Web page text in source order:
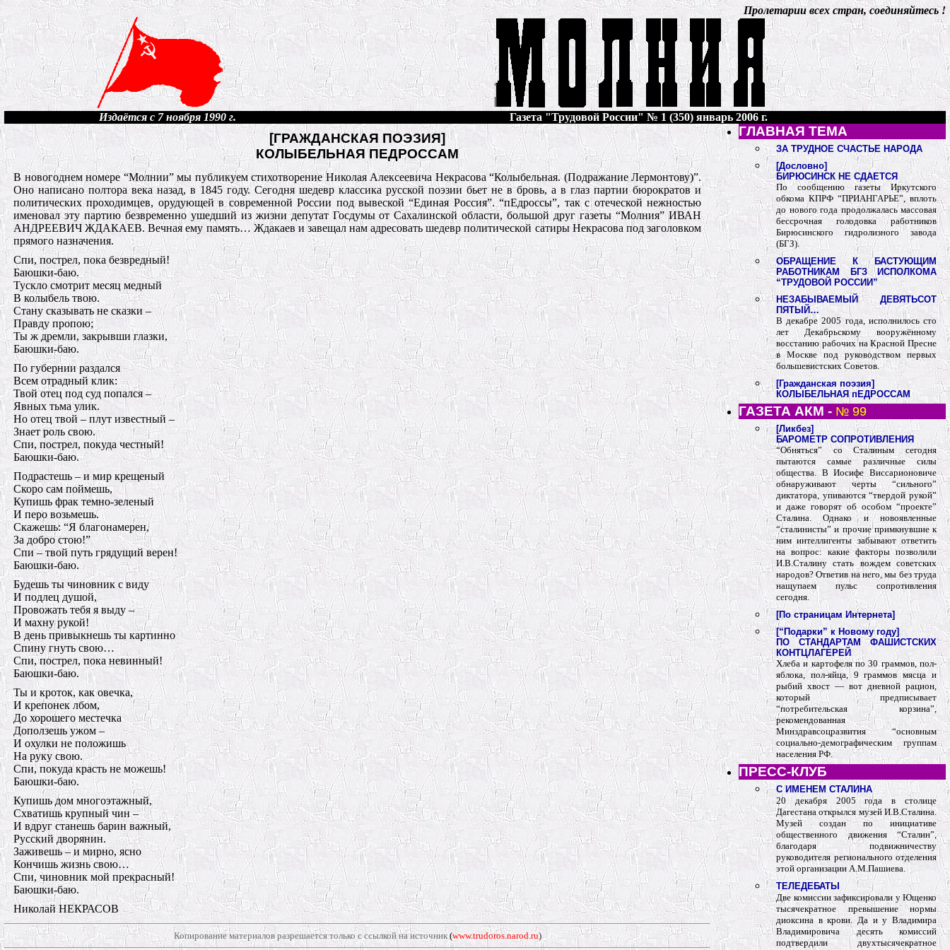
Пролетарии всех стран, соединяйтесь !
Издаётся с 7 ноября 1990 г. Газета "Трудовой России" № 1 (350) январь 2006 г.
[ГРАЖДАНСКАЯ ПОЭЗИЯ]
КОЛЫБЕЛЬНАЯ ПЕДРОССАМ
В новогоднем номере “Молнии” мы публикуем стихотворение Николая Алексеевича Некрасова “Колыбельная. (Подражание Лермонтову)”.
Оно написано полтора века назад, в 1845 году. Сегодня шедевр классика русской поэзии бьет не в бровь, а в глаз партии бюрократов и
политических проходимцев, орудующей в современной России под вывеской “Единая Россия”. “пЕдроссы”, так с отеческой нежностью
именовал эту партию безвременно ушедший из жизни депутат Госдумы от Сахалинской области, большой друг газеты “Молния” ИВАН
АНДРЕЕВИЧ ЖДАКАЕВ. Вечная ему память… Ждакаев и завещал нам адресовать шедевр политической сатиры Некрасова под заголовком
прямого назначения.
Спи, пострел, пока безвредный!
Баюшки-баю.
Тускло смотрит месяц медный
В колыбель твою.
Стану сказывать не сказки –
Правду пропою;
Ты ж дремли, закрывши глазки,
Баюшки-баю.
По губернии раздался
Всем отрадный клик:
Твой отец под суд попался –
Явных тьма улик.
Но отец твой – плут известный –
Знает роль свою.
Спи, пострел, покуда честный!
Баюшки-баю.
Подрастешь – и мир крещеный
Скоро сам поймешь,
Купишь фрак темно-зеленый
И перо возьмешь.
Скажешь: “Я благонамерен,
За добро стою!”
Спи – твой путь грядущий верен!
Баюшки-баю.
Будешь ты чиновник с виду
И подлец душой,
Провожать тебя я выду –
И махну рукой!
В день привыкнешь ты картинно
Спину гнуть свою…
Спи, пострел, пока невинный!
Баюшки-баю.
Ты и кроток, как овечка,
И крепонек лбом,
До хорошего местечка
Доползешь ужом –
И охулки не положишь
На руку свою.
Спи, покуда красть не можешь!
Баюшки-баю.
Купишь дом многоэтажный,
Схватишь крупный чин –
И вдруг станешь барин важный,
Русский дворянин.
Заживешь – и мирно, ясно
Кончишь жизнь свою…
Спи, чиновник мой прекрасный!
Баюшки-баю.
Николай НЕКРАСОВ
Копирование материалов разрешается только с ссылкой на источник(www.trudoros.narod.ru)
ГЛАВНАЯ ТЕМА
ЗА ТРУДНОЕ СЧАСТЬЕ НАРОДА
[Дословно]
БИРЮСИНСК НЕ СДАЕТСЯ
По сообщению газеты Иркутского
обкома КПРФ “ПРИАНГАРЬЕ”, вплоть
до нового года продолжалась массовая
бессрочная голодовка работников
Бирюсинского гидролизного завода
(БГЗ).
ОБРАЩЕНИЕ К БАСТУЮЩИМ
РАБОТНИКАМ БГЗ ИСПОЛКОМА
“ТРУДОВОЙ РОССИИ”
НЕЗАБЫВАЕМЫЙ ДЕВЯТЬСОТ
ПЯТЫЙ…
В декабре 2005 года, исполнилось сто
лет Декабрьскому вооружённому
восстанию рабочих на Красной Пресне
в Москве под руководством первых
большевистских Советов.
[Гражданская поэзия]
КОЛЫБЕЛЬНАЯ пЕДРОССАМ
ГАЗЕТА АКМ - № 99
[Ликбез]
БАРОМЕТР СОПРОТИВЛЕНИЯ
“Обняться” со Сталиным сегодня
пытаются самые различные силы
общества. В Иосифе Виссарионовиче
обнаруживают черты “сильного”
диктатора, упиваются “твердой рукой”
и даже говорят об особом “проекте”
Сталина. Однако и новоявленные
“сталинисты” и прочие примкнувшие к
ним интеллигенты забывают ответить
на вопрос: какие факторы позволили
И.В.Сталину стать вождем советских
народов? Ответив на него, мы без труда
нащупаем пульс сопротивления
сегодня.
[По страницам Интернета]
[“Подарки” к Новому году]
ПО СТАНДАРТАМ ФАШИСТСКИХ
КОНТЦЛАГЕРЕЙ
Хлеба и картофеля по 30 граммов, пол-
яблока, пол-яйца, 9 граммов мясца и
рыбий хвост — вот дневной рацион,
который предписывает
“потребительская корзина”,
рекомендованная
Минздравсоцразвития “основным
социально-демографическим группам
населения РФ.
ПРЕСС-КЛУБ
С ИМЕНЕМ СТАЛИНА
20 декабря 2005 года в столице
Дагестана открылся музей И.В.Сталина.
Музей создан по инициативе
общественного движения “Сталин”,
благодаря подвижничеству
руководителя регионального отделения
этой организации А.М.Пашиева.
ТЕЛЕДЕБАТЫ
Две комиссии зафиксировали у Ющенко
тысячекратное превышение нормы
диоксина в крови. Да и у Владимира
Владимировича десять комиссий
подтвердили двухтысячекратное